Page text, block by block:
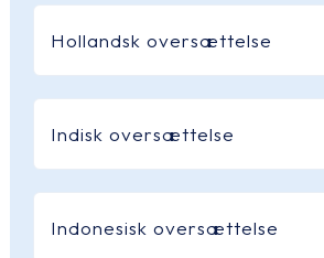
Hollandsk oversættelse
Indisk oversættelse
Indonesisk oversættelse